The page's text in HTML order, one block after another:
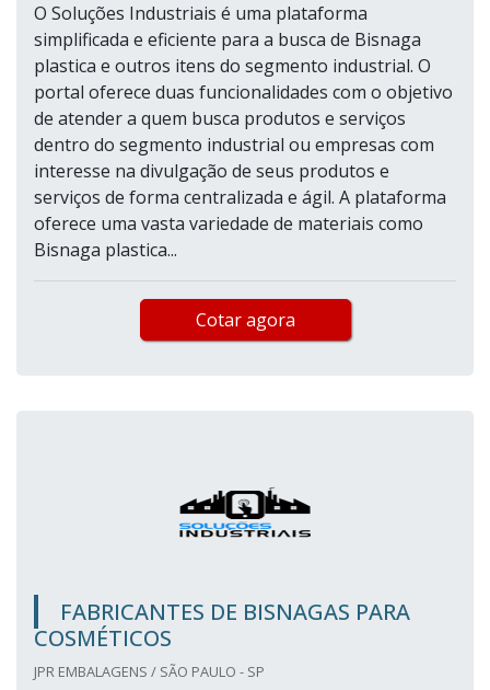
O Soluções Industriais é uma plataforma
simplificada e eficiente para a busca de Bisnaga
plastica e outros itens do segmento industrial. O
portal oferece duas funcionalidades com o objetivo
de atender a quem busca produtos e serviços
dentro do segmento industrial ou empresas com
interesse na divulgação de seus produtos e
serviços de forma centralizada e ágil. A plataforma
oferece uma vasta variedade de materiais como
Bisnaga plastica...
Cotar agora
FABRICANTES DE BISNAGAS PARA
COSMÉTICOS
JPR EMBALAGENS / SÃO PAULO - SP